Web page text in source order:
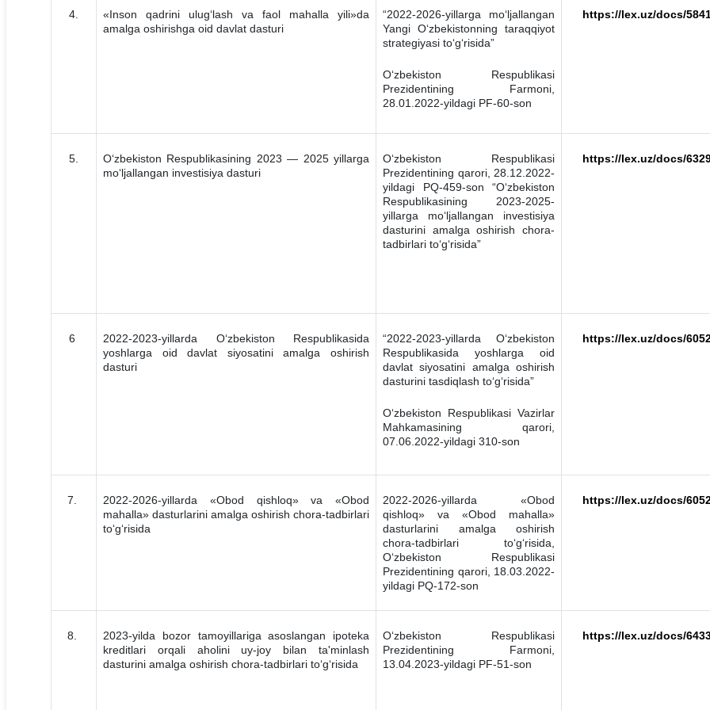
4.
«Inson qadrini ulug‘lash va faol mahalla yili»da
amalga oshirishga oid davlat dasturi
“2022-2026-yillarga mo‘ljallangan
Yangi O‘zbekistonning taraqqiyot
strategiyasi to‘g‘risida”
O‘zbekiston Respublikasi
Prezidentining Farmoni,
28.01.2022-yildagi PF-60-son
https://lex.uz/docs/
5.
O‘zbekiston Respublikasining 2023 — 2025 yillarga
mo‘ljallangan investisiya dasturi
O‘zbekiston Respublikasi
Prezidentining qarori, 28.12.2022-
yildagi PQ-459-son “O‘zbekiston
Respublikasining 2023-2025-
yillarga mo‘ljallangan investisiya
dasturini amalga oshirish chora-
tadbirlari to‘g‘risida”
https://lex.uz/docs/
6
2022-2023-yillarda O‘zbekiston Respublikasida
yoshlarga oid davlat siyosatini amalga oshirish
dasturi
“2022-2023-yillarda O‘zbekiston
Respublikasida yoshlarga oid
davlat siyosatini amalga oshirish
dasturini tasdiqlash to‘g‘risida”
O‘zbekiston Respublikasi Vazirlar
Mahkamasining qarori,
07.06.2022-yildagi 310-son
https://lex.uz/docs/
7.
2022-2026-yillarda «Obod qishloq» va «Obod
mahalla» dasturlarini amalga oshirish chora-tadbirlari
to‘g‘risida
2022-2026-yillarda «Obod
qishloq» va «Obod mahalla»
dasturlarini amalga oshirish
chora-tadbirlari to‘g‘risida,
O‘zbekiston Respublikasi
Prezidentining qarori, 18.03.2022-
yildagi PQ-172-son
https://lex.uz/docs/
8.
2023-yilda bozor tamoyillariga asoslangan ipoteka
kreditlari orqali aholini uy-joy bilan ta'minlash
dasturini amalga oshirish chora-tadbirlari to‘g‘risida
O‘zbekiston Respublikasi
Prezidentining Farmoni,
13.04.2023-yildagi PF-51-son
https://lex.uz/docs/